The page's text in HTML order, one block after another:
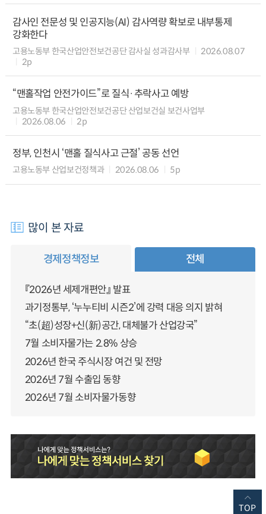
감사인 전문성 및 인공지능(AI) 감사역량 확보로 내부통제
강화한다
고용노동부 한국산업안전보건공단 감사실 성과감사부
2026.08.07
2p
“맨홀작업 안전가이드”로 질식·추락사고 예방
고용노동부 한국산업안전보건공단 산업보건실 보건사업부
2026.08.06
2p
정부, 인천시 ‘맨홀 질식사고 근절’ 공동 선언
고용노동부 산업보건정책과 2026.08.06 5p
많이 본 자료
경제정책정보 전체
『2026년 세제개편안』 발표
과기정통부, ‘누누티비 시즌2’에 강력 대응 의지 밝혀
“초(超)성장+신(新)공간, 대체불가 산업강국”
7월 소비자물가는 2.8% 상승
2026년 한국 주식시장 여건 및 전망
2026년 7월 수출입 동향
2026년 7월 소비자물가동향
TOP